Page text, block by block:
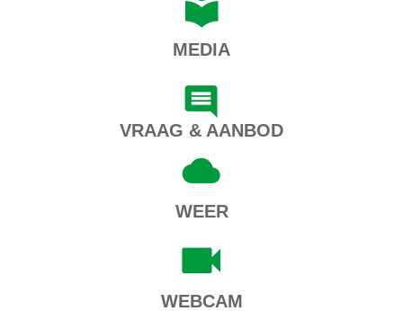
MEDIA
VRAAG & AANBOD
WEER
WEBCAM